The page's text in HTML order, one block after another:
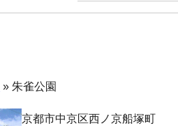
» 朱雀公園
京都市中京区西ノ京船塚町